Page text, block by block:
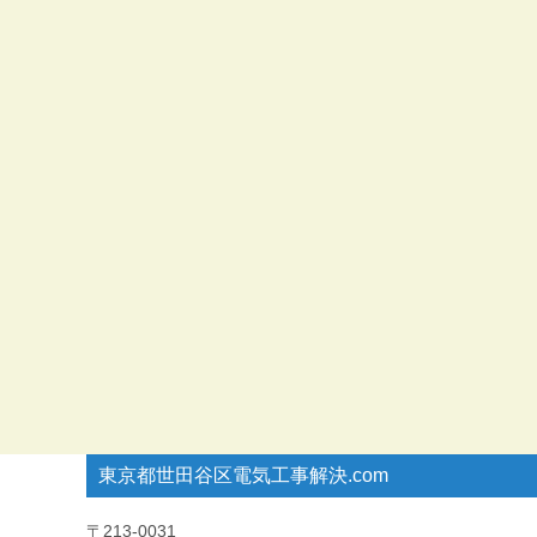
東京都世田谷区電気工事解決.com
〒213-0031